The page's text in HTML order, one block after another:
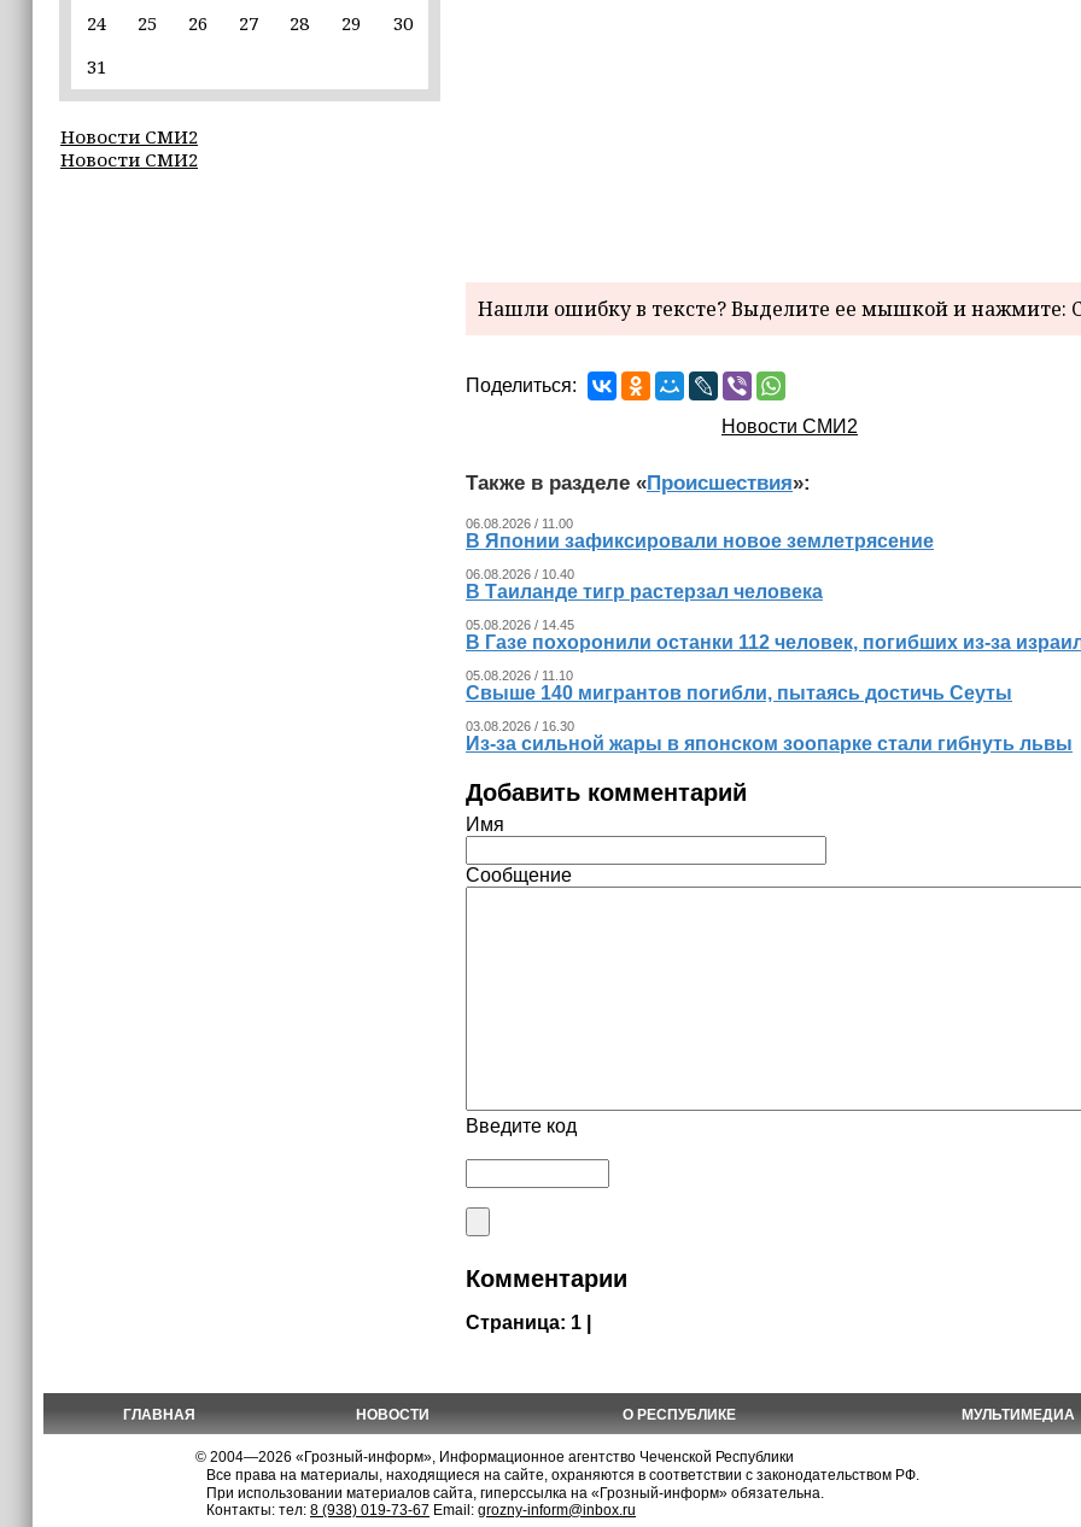
09:30
Всего за семь дней «Человек‑паук:
сборов 2026 года
24
25 26 27 28 29
30
31
Новости СМИ2
Новости СМИ2
Нашли ошибку в тексте? Выделите ее мышкой и нажмите:
Поделиться:
Новости СМИ2
Также в разделе «Происшествия»:
06.08.2026 / 11.00
В Японии зафиксировали новое землетрясение
06.08.2026 / 10.40
В Таиланде тигр растерзал человека
05.08.2026 / 14.45
В Газе похоронили останки 112 человек, погибших из‑за
05.08.2026 / 11.10
Свыше 140 мигрантов погибли, пытаясь достичь Сеуты
03.08.2026 / 16.30
Из‑за сильной жары в японском зоопарке стали гибнуть львы
Добавить комментарий
Имя
Сообщение
Введите код
Комментарии
Страница: 1 |
ГЛАВНАЯ НОВОСТИ О РЕСПУБЛИКЕ МУЛЬТИМЕДИА
© 2004—2026 «Грозный-информ», Информационное агентство Чеченской Республики
Все права на материалы, находящиеся на сайте, охраняются в соответствии с законодательством РФ.
При использовании материалов сайта, гиперссылка на «Грозный-информ» обязательна.
Контакты: тел: 8 (938) 019-73-67 Email: grozny-inform@inbox.ru